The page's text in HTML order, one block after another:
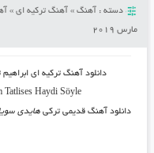
دسته : آهنگ» آهنگ ترکیه ای»
مارس 2019
دانلود آهنگ ترکیه ای
Tatlises Haydi Söyle
دانلود آهنگ قدیمی ترکی هایدی